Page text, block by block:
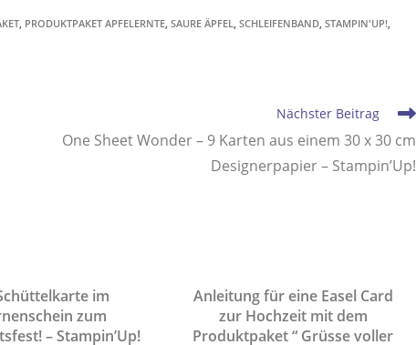
, PRODUKTPAKET APFELERNTE, SAURE ÄPFEL, SCHLEIFENBAND, STAMPIN'UP!,
Nächster Beitrag
One Sheet Wonder – 9 Karten aus einem 30 x 30 cm
Designerpapier – Stampin’Up!
im
zum
– Stampin’Up!
Anleitung für eine Easel Card
zur Hochzeit mit dem
Produktpaket “ Grüsse voller